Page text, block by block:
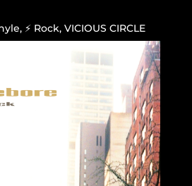
, ⚡ Rock, VICIOUS CIRCLE